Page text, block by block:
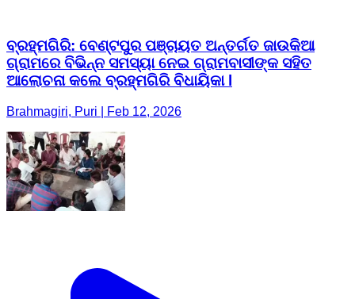
ବ୍ରହ୍ମଗିରି: ବେଣ୍ଟପୁର ପଞ୍ଚାୟତ ଅନ୍ତର୍ଗତ ଜାଉକିଆ
ଗ୍ରାମରେ ବିଭିନ୍ନ ସମସ୍ୟା ନେଇ ଗ୍ରାମବାସୀଙ୍କ ସହିତ
ଆଲୋଚନା କଲେ ବ୍ରହ୍ମଗିରି ବିଧାୟିକା l
Brahmagiri, Puri | Feb 12, 2026